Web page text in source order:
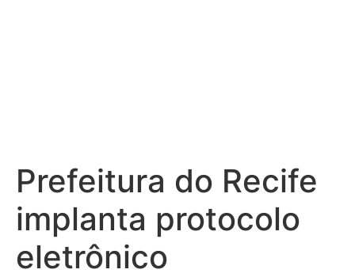
Prefeitura do Recife
implanta protocolo
eletrônico